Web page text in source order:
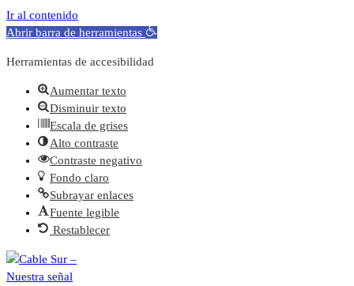
Ir al contenido
Abrir barra de herramientas
Herramientas de accesibilidad
Aumentar texto
Disminuir texto
Escala de grises
Alto contraste
Contraste negativo
Fondo claro
Subrayar enlaces
Fuente legible
Restablecer
Saltar
al